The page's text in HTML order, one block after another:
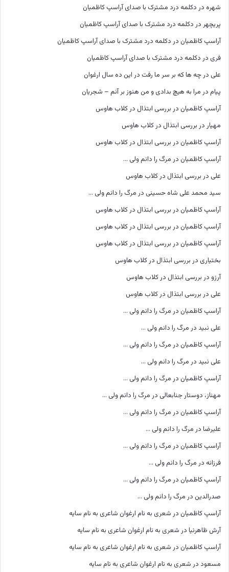
شهره در دکلمه درد مشترک با صدای آراسپ کاظمیان
پریچهر در دکلمه درد مشترک با صدای آراسپ کاظمیان
آراسپ کاظمیان در دکلمه درد مشترک با صدای آراسپ کاظمیان
فری در دکلمه درد مشترک با صدای آراسپ کاظمیان
علی درچه ها که بر سر ما رفت در این ده سال ارغوان
پیام در مرا به هیچ بدادی و من هنوز بر آنم – شجریان
آراسپ کاظمیان در بررسی ابتذال در کلاب هاوس
مهیار در بررسی ابتذال در کلاب هاوس
آراسپ کاظمیان در بررسی ابتذال در کلاب هاوس
آراسپ کاظمیان در مرگ را دانم ولی …
علی در بررسی ابتذال در کلاب هاوس
سید محمد علی شاه حسینی در مرگ را دانم ولی …
آراسپ کاظمیان در بررسی ابتذال در کلاب هاوس
آراسپ کاظمیان در بررسی ابتذال در کلاب هاوس
آراسپ کاظمیان در بررسی ابتذال در کلاب هاوس
بختیاری در بررسی ابتذال در کلاب هاوس
آرزو در بررسی ابتذال در کلاب هاوس
علی در بررسی ابتذال در کلاب هاوس
آراسپ کاظمیان در مرگ را دانم ولی …
علی نبید در مرگ را دانم ولی …
آراسپ کاظمیان در مرگ را دانم ولی …
علی نبید در مرگ را دانم ولی …
آراسپ کاظمیان در مرگ را دانم ولی …
مهناز، دوستار جنابعالی در مرگ را دانم ولی …
آراسپ کاظمیان در مرگ را دانم ولی …
علیرضا در مرگ را دانم ولی …
آراسپ کاظمیان در مرگ را دانم ولی …
فرزانه در مرگ را دانم ولی …
آراسپ کاظمیان در مرگ را دانم ولی …
صدرالدین در مرگ را دانم ولی …
آراسپ کاظمیان در شعری به نام ارغوان شاعری به نام سایه
آرش ظاهرنیا در شعری به نام ارغوان شاعری به نام سایه
آراسپ کاظمیان در شعری به نام ارغوان شاعری به نام سایه
مسعود در شعری به نام ارغوان شاعری به نام سایه